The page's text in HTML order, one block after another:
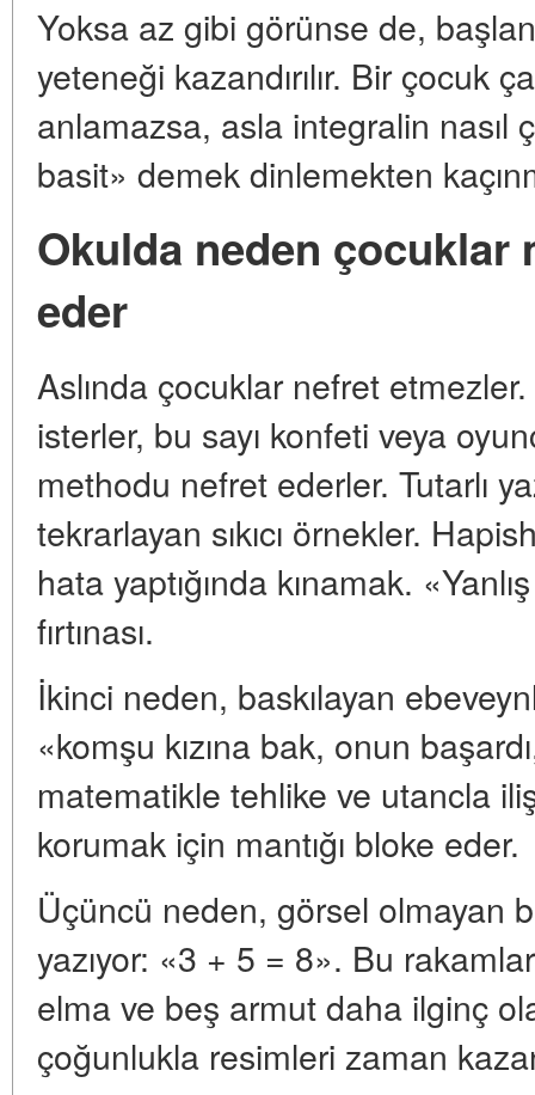
Yoksa az gibi görünse de,
yeteneği kazandırılır. Bir çocuk
anlamazsa, asla integralin nasıl
basit» demek dinlemekten
Okulda neden çocuklar
eder
Aslında çocuklar nefret
isterler, bu sayı konfeti veya
methodu nefret ederler. Tutarlı
tekrarlayan sıkıcı örnekler.
hata yaptığında kınamak.
fırtınası.
İkinci neden, baskılayan
«komşu kızına bak, onun
matematikle tehlike ve utancla
korumak için mantığı bloke eder.
Üçüncü neden, görsel olmayan
yazıyor: «3 + 5 = 8». Bu
elma ve beş armut daha ilginç
çoğunlukla resimleri zaman